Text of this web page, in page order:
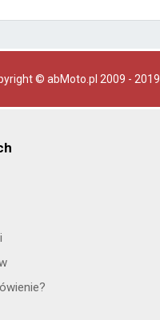
© abMoto.pl 2009 - 2019